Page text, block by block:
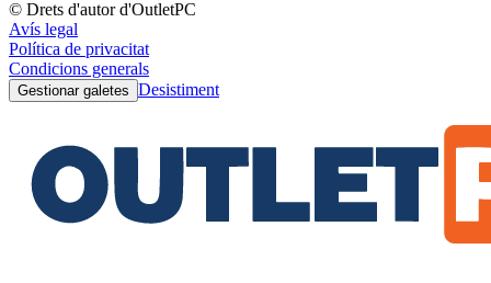
© Drets d'autor d'OutletPC
Avís legal
Política de privacitat
Condicions generals
Gestionar galetes Desistiment